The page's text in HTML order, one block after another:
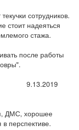
сотрудников.
стоит надеяться
стажа.
после работы
9.13.2019
ДМС, хорошее
перспективе.